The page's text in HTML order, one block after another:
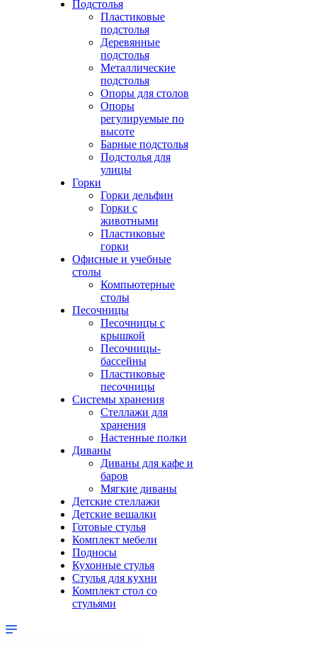
Подстолья
Пластиковые
подстолья
Деревянные
подстолья
Металлические
подстолья
Опоры для столов
Опоры
регулируемые по
высоте
Барные подстолья
Подстолья для
улицы
Горки
Горки дельфин
Горки с
животными
Пластиковые
горки
Офисные и учебные
столы
Компьютерные
столы
Песочницы
Песочницы с
крышкой
Песочницы-
бассейны
Пластиковые
песочницы
Системы хранения
Стеллажи для
хранения
Настенные полки
Диваны
Диваны для кафе и
баров
Мягкие диваны
Детские стеллажи
Детские вешалки
Готовые стулья
Комплект мебели
Подносы
Кухонные стулья
Стулья для кухни
Комплект стол со
стульями